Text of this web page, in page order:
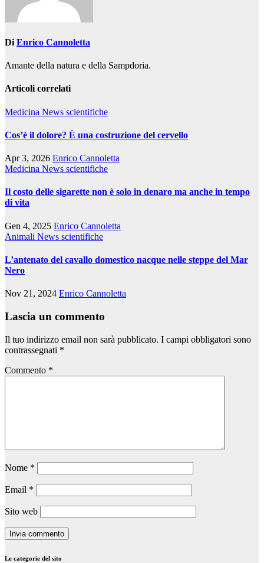
Di Enrico Cannoletta
Amante della natura e della Sampdoria.
Articoli correlati
Medicina News scientifiche
Cos’è il dolore? È una costruzione del cervello
Apr 3, 2026 Enrico Cannoletta
Medicina News scientifiche
Il costo delle sigarette non è solo in denaro ma anche in tempo
di vita
Gen 4, 2025 Enrico Cannoletta
Animali News scientifiche
L’antenato del cavallo domestico nacque nelle steppe del Mar
Nero
Nov 21, 2024 Enrico Cannoletta
Lascia un commento
Il tuo indirizzo email non sarà pubblicato. I campi obbligatori sono
contrassegnati *
Commento *
Nome *
Email *
Sito web
Le categorie del sito